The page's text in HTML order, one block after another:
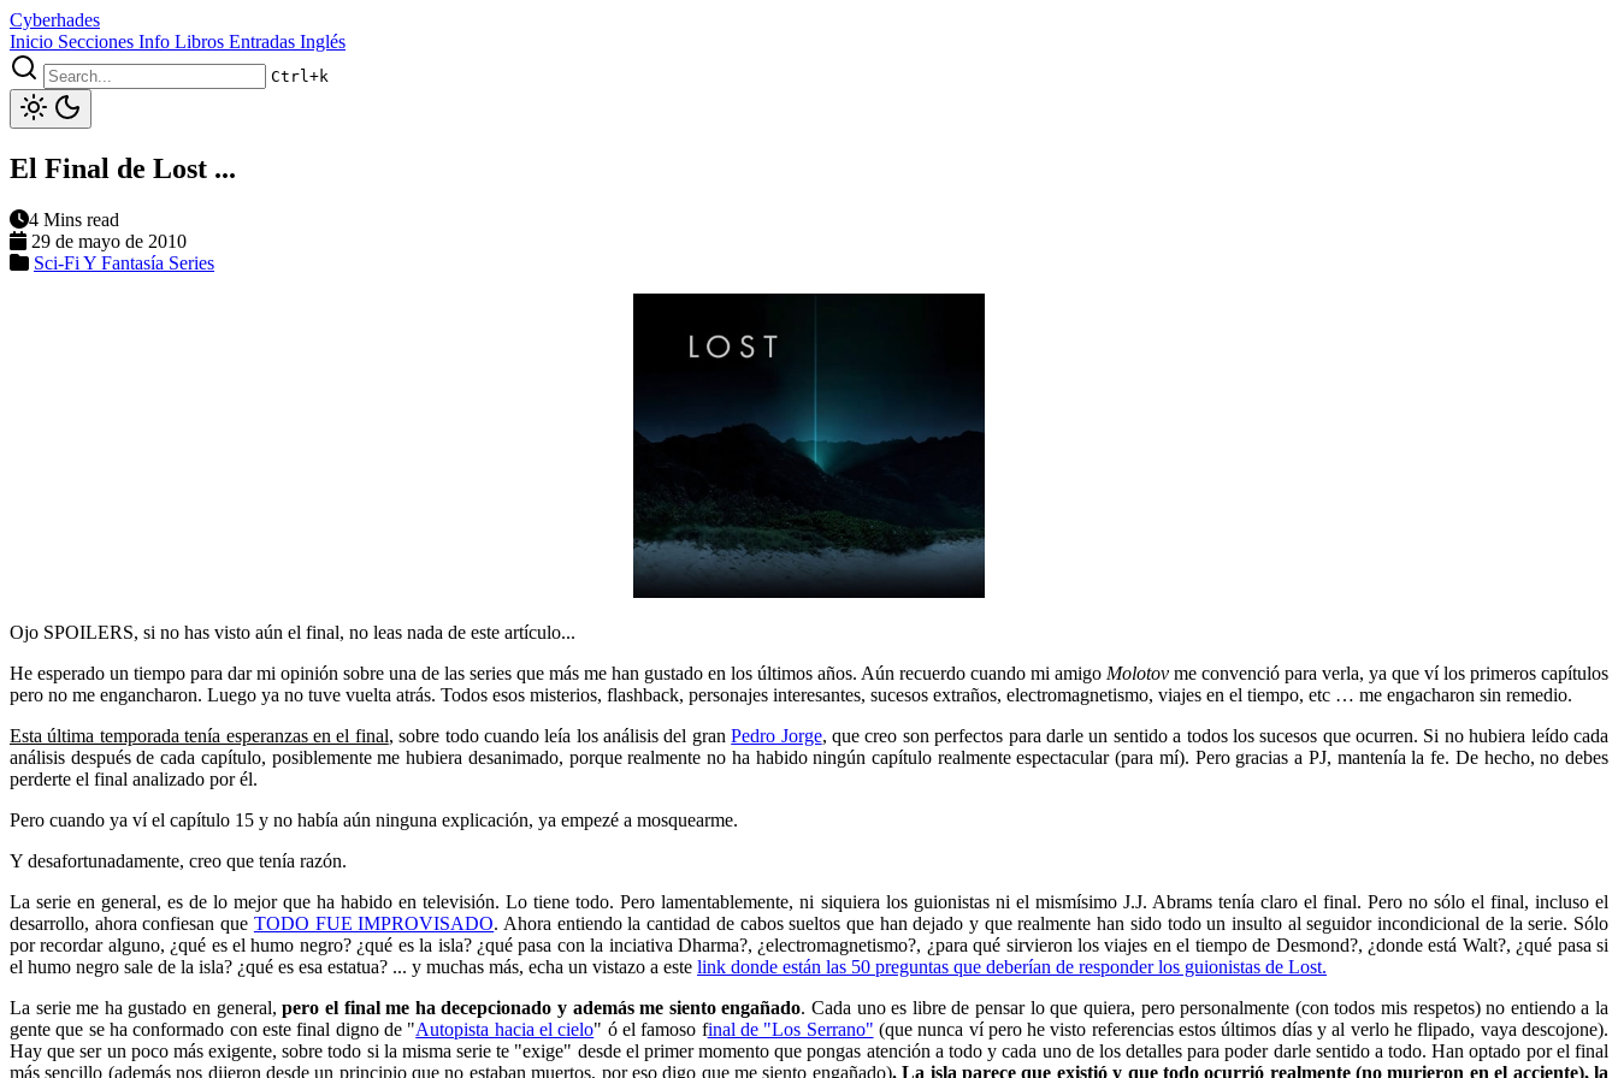
Cyberhades
Inicio Secciones Info Libros Entradas Inglés
Ctrl+k
El Final de Lost ...
4 Mins read
29 de mayo de 2010
Sci-Fi Y Fantasía Series
Ojo SPOILERS, si no has visto aún el final, no leas nada de este artículo...
He esperado un tiempo para dar mi opinión sobre una de las series que más me han gustado en los últimos años. Aún recuerdo cuando mi amigo Molotov me convenció para verla, ya que ví los primeros capítulos
pero no me engancharon. Luego ya no tuve vuelta atrás. Todos esos misterios, flashback, personajes interesantes, sucesos extraños, electromagnetismo, viajes en el tiempo, etc … me engacharon sin remedio.
Esta última temporada tenía esperanzas en el final, sobre todo cuando leía los análisis del granPedro Jorge, que creo son perfectos para darle un sentido a todos los sucesos que ocurren. Si no hubiera leído cada
análisis después de cada capítulo, posiblemente me hubiera desanimado, porque realmente no ha habido ningún capítulo realmente espectacular (para mí). Pero gracias a PJ, mantenía la fe. De hecho, no debes
perderte el final analizado por él.
Pero cuando ya ví el capítulo 15 y no había aún ninguna explicación, ya empezé a mosquearme.
Y desafortunadamente, creo que tenía razón.
La serie en general, es de lo mejor que ha habido en televisión. Lo tiene todo. Pero lamentablemente, ni siquiera los guionistas ni el mismísimo J.J. Abrams tenía claro el final. Pero no sólo el final, incluso el
desarrollo, ahora confiesan que TODO FUE IMPROVISADO. Ahora entiendo la cantidad de cabos sueltos que han dejado y que realmente han sido todo un insulto al seguidor incondicional de la serie. Sólo
por recordar alguno, ¿qué es el humo negro? ¿qué es la isla? ¿qué pasa con la inciativa Dharma?, ¿electromagnetismo?, ¿para qué sirvieron los viajes en el tiempo de Desmond?, ¿donde está Walt?, ¿qué pasa si
el humo negro sale de la isla? ¿qué es esa estatua? ... y muchas más, echa un vistazo a este link donde están las 50 preguntas que deberían de responder los guionistas de Lost.
La serie me ha gustado en general, pero el final me ha decepcionado y además me siento engañado. Cada uno es libre de pensar lo que quiera, pero personalmente (con todos mis respetos) no entiendo a la
gente que se ha conformado con este final digno de "Autopista hacia el cielo" ó el famoso final de "Los Serrano" (que nunca ví pero he visto referencias estos últimos días y al verlo he flipado, vaya descojone).
Hay que ser un poco más exigente, sobre todo si la misma serie te "exige" desde el primer momento que pongas atención a todo y cada uno de los detalles para poder darle sentido a todo. Han optado por el final
más sencillo (además nos dijeron desde un principio que no estaban muertos, por eso digo que me siento engañado). La isla parece que existió y que todo ocurrió realmente (no murieron en el acciente), la